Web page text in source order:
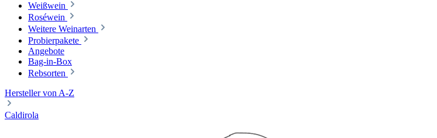
Weißwein
Roséwein
Weitere Weinarten
Probierpakete
Angebote
Bag-in-Box
Rebsorten
Hersteller von A-Z
Caldirola